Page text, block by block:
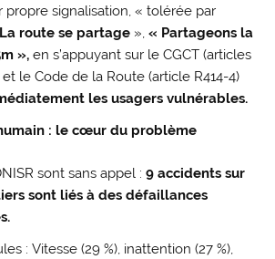
signalisation, « tolérée par
route se partage »,« Partageons la
», en s’appuyant sur le CGCT (articles
et le Code de la Route (article R414-4)
les usagers vulnérables.
: le cœur du problème
sont sans appel : 9 accidents sur
sont liés à des défaillances
: Vitesse (29 %), inattention (27 %),